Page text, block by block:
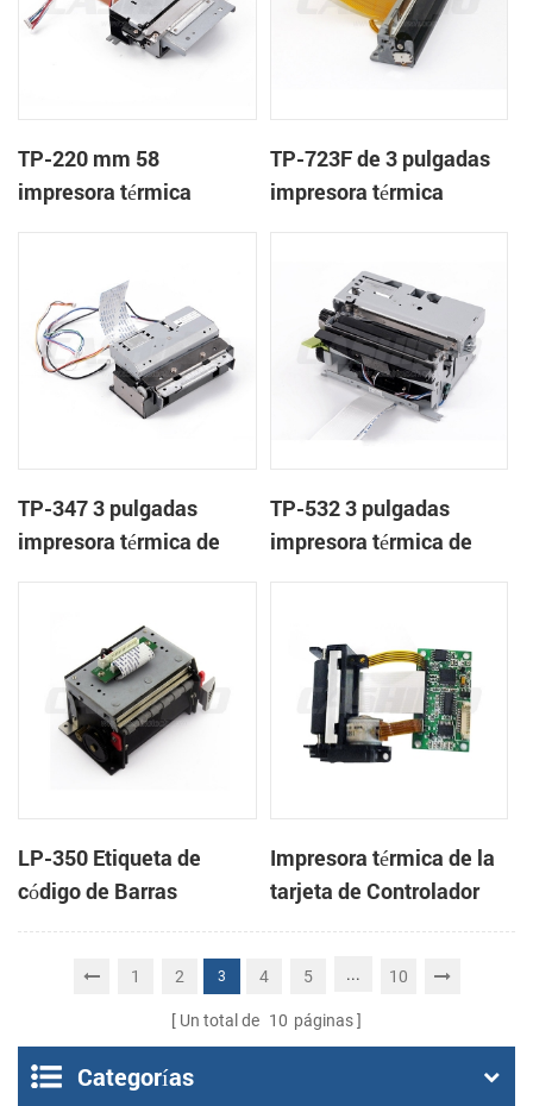
TP-220 mm 58
impresora térmica
TP-723F de 3 pulgadas
impresora térmica
TP-347 3 pulgadas
impresora térmica de
TP-532 3 pulgadas
impresora térmica de
LP-350 Etiqueta de
código de Barras
Impresora Mecanismo
Impresora térmica de la
tarjeta de Controlador
DB-100
1 2 3 4 5 ... 10
Un total de 10 páginas
Categorías